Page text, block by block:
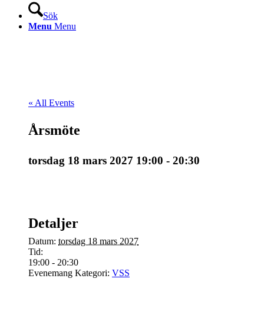
Sök
Menu Menu
« All Events
Årsmöte
torsdag 18 mars 2027 19:00 - 20:30
Detaljer
Datum: torsdag 18 mars 2027
Tid:
19:00 - 20:30
Evenemang Kategori: VSS